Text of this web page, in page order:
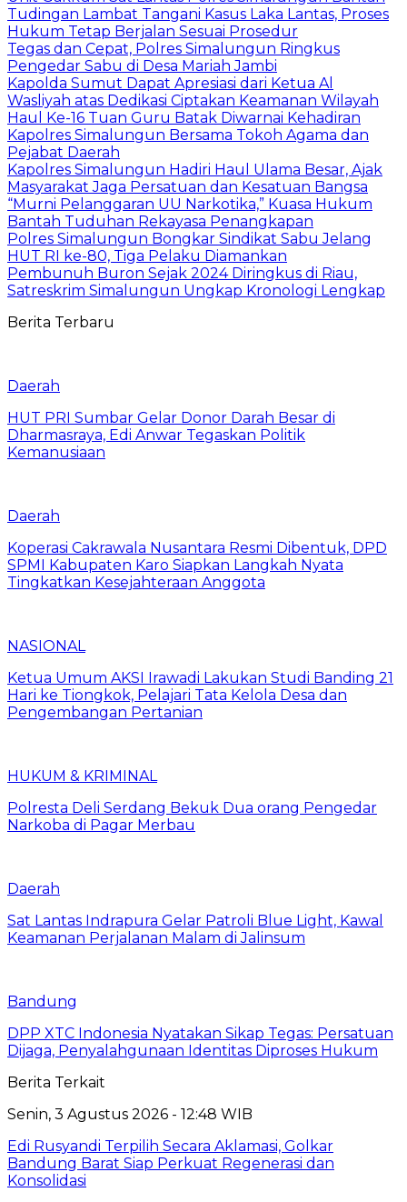
Tudingan Lambat Tangani Kasus Laka Lantas, Proses
Hukum Tetap Berjalan Sesuai Prosedur
Tegas dan Cepat, Polres Simalungun Ringkus
Pengedar Sabu di Desa Mariah Jambi
Kapolda Sumut Dapat Apresiasi dari Ketua Al
Wasliyah atas Dedikasi Ciptakan Keamanan Wilayah
Haul Ke-16 Tuan Guru Batak Diwarnai Kehadiran
Kapolres Simalungun Bersama Tokoh Agama dan
Pejabat Daerah
Kapolres Simalungun Hadiri Haul Ulama Besar, Ajak
Masyarakat Jaga Persatuan dan Kesatuan Bangsa
“Murni Pelanggaran UU Narkotika,” Kuasa Hukum
Bantah Tuduhan Rekayasa Penangkapan
Polres Simalungun Bongkar Sindikat Sabu Jelang
HUT RI ke-80, Tiga Pelaku Diamankan
Pembunuh Buron Sejak 2024 Diringkus di Riau,
Satreskrim Simalungun Ungkap Kronologi Lengkap
Berita Terbaru
Daerah
HUT PRI Sumbar Gelar Donor Darah Besar di
Dharmasraya, Edi Anwar Tegaskan Politik
Kemanusiaan
Daerah
Koperasi Cakrawala Nusantara Resmi Dibentuk, DPD
SPMI Kabupaten Karo Siapkan Langkah Nyata
Tingkatkan Kesejahteraan Anggota
NASIONAL
Ketua Umum AKSI Irawadi Lakukan Studi Banding 21
Hari ke Tiongkok, Pelajari Tata Kelola Desa dan
Pengembangan Pertanian
HUKUM & KRIMINAL
Polresta Deli Serdang Bekuk Dua orang Pengedar
Narkoba di Pagar Merbau
Daerah
Sat Lantas Indrapura Gelar Patroli Blue Light, Kawal
Keamanan Perjalanan Malam di Jalinsum
Bandung
DPP XTC Indonesia Nyatakan Sikap Tegas: Persatuan
Dijaga, Penyalahgunaan Identitas Diproses Hukum
Berita Terkait
Senin, 3 Agustus 2026 - 12:48 WIB
Edi Rusyandi Terpilih Secara Aklamasi, Golkar
Bandung Barat Siap Perkuat Regenerasi dan
Konsolidasi